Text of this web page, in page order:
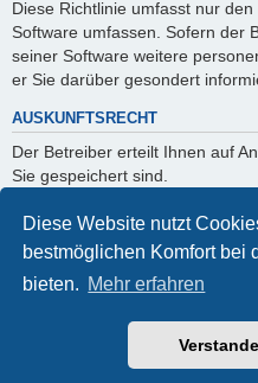
Diese Website nutzt
bestmöglichen Komfort bei
bieten. Mehr erfahren
Diese Richtlinie umfasst nur
Software umfassen. Sofern der
seiner Software weitere
er Sie darüber gesondert
AUSKUNFTSRECHT
Der Betreiber erteilt Ihnen auf
Sie gespeichert sind.
Sie können jederzeit die
verlangen. Kontaktieren Sie
Powered byphpBB®